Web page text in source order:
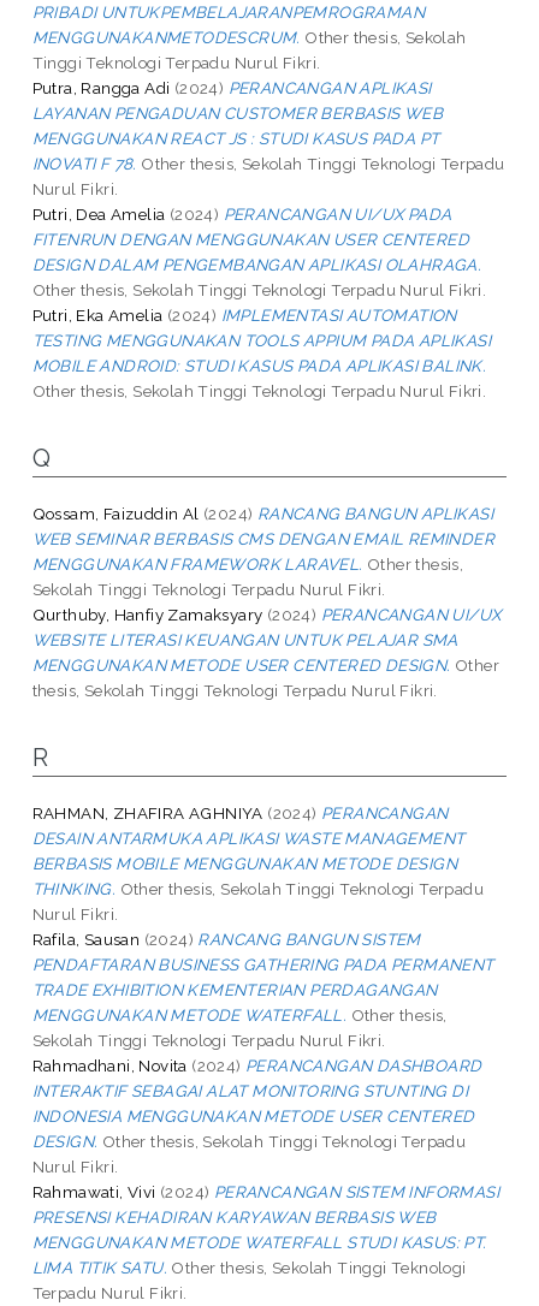
PRIBADI UNTUKPEMBELAJARANPEMROGRAMAN
MENGGUNAKANMETODESCRUM. Other thesis, Sekolah
Tinggi Teknologi Terpadu Nurul Fikri.
Putra, Rangga Adi (2024) PERANCANGAN APLIKASI
LAYANAN PENGADUAN CUSTOMER BERBASIS WEB
MENGGUNAKAN REACT JS : STUDI KASUS PADA PT
INOVATI F 78. Other thesis, Sekolah Tinggi Teknologi Terpadu
Nurul Fikri.
Putri, Dea Amelia (2024) PERANCANGAN UI/UX PADA
FITENRUN DENGAN MENGGUNAKAN USER CENTERED
DESIGN DALAM PENGEMBANGAN APLIKASI OLAHRAGA.
Other thesis, Sekolah Tinggi Teknologi Terpadu Nurul Fikri.
Putri, Eka Amelia (2024) IMPLEMENTASI AUTOMATION
TESTING MENGGUNAKAN TOOLS APPIUM PADA APLIKASI
MOBILE ANDROID: STUDI KASUS PADA APLIKASI BALINK.
Other thesis, Sekolah Tinggi Teknologi Terpadu Nurul Fikri.
Q
Qossam, Faizuddin Al (2024) RANCANG BANGUN APLIKASI
WEB SEMINAR BERBASIS CMS DENGAN EMAIL REMINDER
MENGGUNAKAN FRAMEWORK LARAVEL. Other thesis,
Sekolah Tinggi Teknologi Terpadu Nurul Fikri.
Qurthuby, Hanfiy Zamaksyary (2024) PERANCANGAN UI/UX
WEBSITE LITERASI KEUANGAN UNTUK PELAJAR SMA
MENGGUNAKAN METODE USER CENTERED DESIGN. Other
thesis, Sekolah Tinggi Teknologi Terpadu Nurul Fikri.
R
RAHMAN, ZHAFIRA AGHNIYA (2024) PERANCANGAN
DESAIN ANTARMUKA APLIKASI WASTE MANAGEMENT
BERBASIS MOBILE MENGGUNAKAN METODE DESIGN
THINKING. Other thesis, Sekolah Tinggi Teknologi Terpadu
Nurul Fikri.
Rafila, Sausan (2024) RANCANG BANGUN SISTEM
PENDAFTARAN BUSINESS GATHERING PADA PERMANENT
TRADE EXHIBITION KEMENTERIAN PERDAGANGAN
MENGGUNAKAN METODE WATERFALL. Other thesis,
Sekolah Tinggi Teknologi Terpadu Nurul Fikri.
Rahmadhani, Novita (2024) PERANCANGAN DASHBOARD
INTERAKTIF SEBAGAI ALAT MONITORING STUNTING DI
INDONESIA MENGGUNAKAN METODE USER CENTERED
DESIGN. Other thesis, Sekolah Tinggi Teknologi Terpadu
Nurul Fikri.
Rahmawati, Vivi (2024) PERANCANGAN SISTEM INFORMASI
PRESENSI KEHADIRAN KARYAWAN BERBASIS WEB
MENGGUNAKAN METODE WATERFALL STUDI KASUS: PT.
LIMA TITIK SATU. Other thesis, Sekolah Tinggi Teknologi
Terpadu Nurul Fikri.